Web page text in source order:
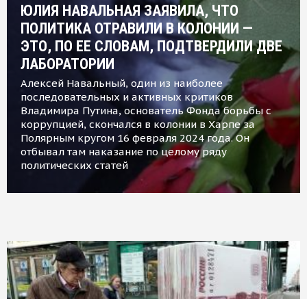
ЮЛИЯ НАВАЛЬНАЯ ЗАЯВИЛА, ЧТО
ПОЛИТИКА ОТРАВИЛИ В КОЛОНИИ —
ЭТО, ПО ЕЕ СЛОВАМ, ПОДТВЕРДИЛИ ДВЕ
ЛАБОРАТОРИИ
Алексей Навальный, один из наиболее
последовательных и активных критиков
Владимира Путина, основатель Фонда борьбы с
коррупцией, скончался в колонии в Харпе за
Полярным кругом 16 февраля 2024 года. Он
отбывал там наказание по целому ряду
политических статей